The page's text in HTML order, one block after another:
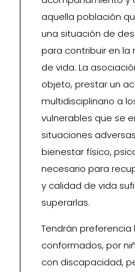
aquella población
una situación de
para contribuir en la
de vida. La
objeto, prestar un
multidisciplinario a
vulnerables que se
situaciones
bienestar físico,
necesario para
y calidad de vida
superarlas.
Tendrán
conformados, por
con discapacidad,